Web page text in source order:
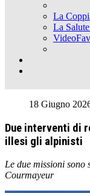
La
La
18 Giugno
Due interventi di
illesi gli alpinisti
Le due missioni sono
Courmayeur